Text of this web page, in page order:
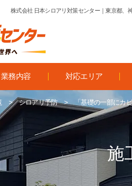
株式会社 日本シロアリ対策センター｜東京都、
業務内容 対応エリア
> シロアリ予防 > 「基礎の一部に
施